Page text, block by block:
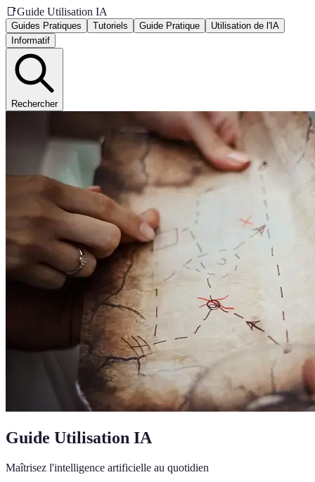
📑Guide Utilisation IA
Guides Pratiques Tutoriels Guide Pratique
Utilisation de l'IA
Informatif
Rechercher
Guide Utilisation IA
Maîtrisez l'intelligence artificielle au quotidien